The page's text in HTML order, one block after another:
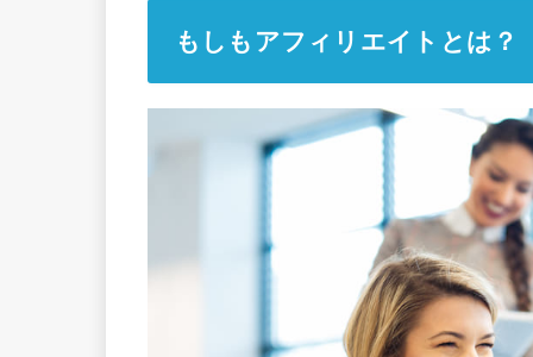
もしもアフィリエイトとは？